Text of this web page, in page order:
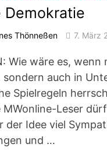
Demokratie
Thönneßen 7. März
Wie wäre es,
sondern auch in
Spielregeln
MWonline-Leser
der Idee viel
und …